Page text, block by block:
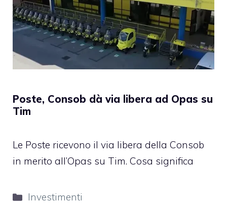
Poste, Consob dà via libera ad Opas su
Tim
Le Poste ricevono il via libera della Consob
in merito all’Opas su Tim. Cosa significa
Categorie
Investimenti